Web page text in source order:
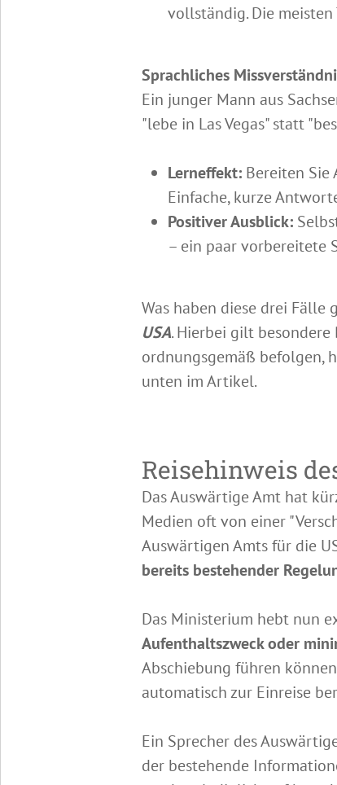
vollständig. Die
Sprachliches
Ein junger Mann aus
"lebe in Las Vegas" statt
Lerneffekt:Bereiten Sie
Einfache, kurze
Positiver Ausblick:
– ein paar vorbereitete
Was haben diese drei Fälle
USA. Hierbei gilt besondere
ordnungsgemäß befolgen,
unten im Artikel.
Reisehinweis
Das Auswärtige Amt hat
Medien oft von einer
Auswärtigen Amts für die
bereits bestehender
Das Ministerium hebt nun
Aufenthaltszweck oder
Abschiebung führen
automatisch zur Einreise
Ein Sprecher des
der bestehende